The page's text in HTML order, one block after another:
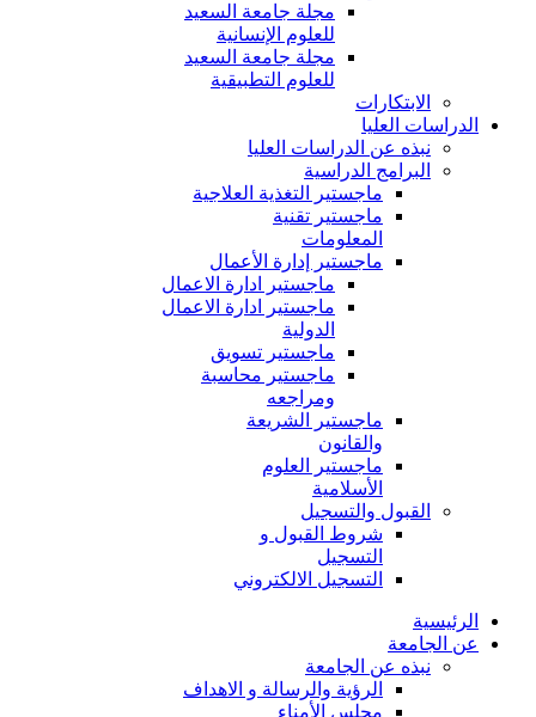
مجلة جامعة السعيد
للعلوم الإنسانية
مجلة جامعة السعيد
للعلوم التطبيقية
الابتكارات
الدراسات العليا
نبذه عن الدراسات العليا
البرامج الدراسية
ماجستير التغذية العلاجية
ماجستير تقنية
المعلومات
ماجستير إدارة الأعمال
ماجستير ادارة الاعمال
ماجستير ادارة الاعمال
الدولية
ماجستير تسويق
ماجستير محاسبة
ومراجعه
ماجستير الشريعة
والقانون
ماجستير العلوم
الأسلامية
القبول والتسجيل
شروط القبول و
التسجيل
التسجيل الالكتروني
الرئيسية
عن الجامعة
نبذه عن الجامعة
الرؤية والرسالة و الاهداف
مجلس الأمناء